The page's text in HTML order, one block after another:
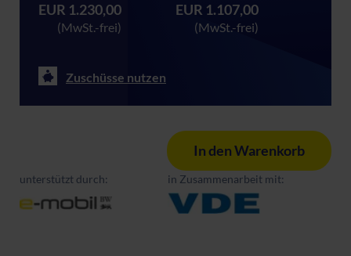
EUR 1.230,00
(MwSt.-frei)
EUR 1.107,00
(MwSt.-frei)
Zuschüsse nutzen
In den Warenkorb
unterstützt durch: in Zusammenarbeit mit: